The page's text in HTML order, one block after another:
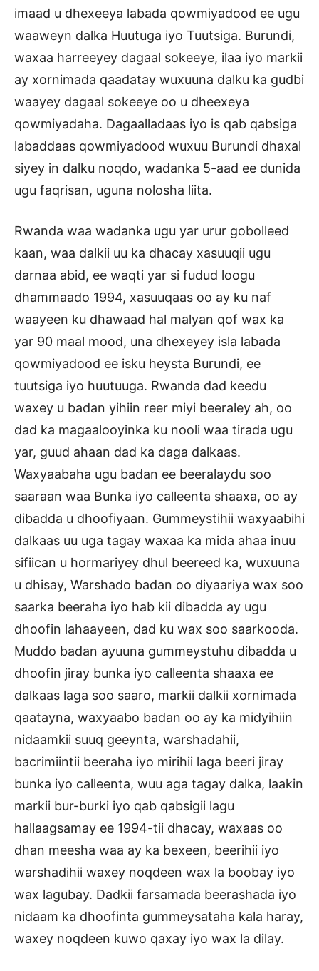
imaad u dhexeeya labada qowmiyadood ee ugu
waaweyn dalka Huutuga iyo Tuutsiga. Burundi,
waxaa harreeyey dagaal sokeeye, ilaa iyo markii
ay xornimada qaadatay wuxuuna dalku ka gudbi
waayey dagaal sokeeye oo u dheexeya
qowmiyadaha. Dagaalladaas iyo is qab qabsiga
labaddaas qowmiyadood wuxuu Burundi dhaxal
siyey in dalku noqdo, wadanka 5-aad ee dunida
ugu faqrisan, uguna nolosha liita.
Rwanda waa wadanka ugu yar urur gobolleed
kaan, waa dalkii uu ka dhacay xasuuqii ugu
darnaa abid, ee waqti yar si fudud loogu
dhammaado 1994, xasuuqaas oo ay ku naf
waayeen ku dhawaad hal malyan qof wax ka
yar 90 maal mood, una dhexeyey isla labada
qowmiyadood ee isku heysta Burundi, ee
tuutsiga iyo huutuuga. Rwanda dad keedu
waxey u badan yihiin reer miyi beeraley ah, oo
dad ka magaalooyinka ku nooli waa tirada ugu
yar, guud ahaan dad ka daga dalkaas.
Waxyaabaha ugu badan ee beeralaydu soo
saaraan waa Bunka iyo calleenta shaaxa, oo ay
dibadda u dhoofiyaan. Gummeystihii waxyaabihi
dalkaas uu uga tagay waxaa ka mida ahaa inuu
sifiican u hormariyey dhul beereed ka, wuxuuna
u dhisay, Warshado badan oo diyaariya wax soo
saarka beeraha iyo hab kii dibadda ay ugu
dhoofin lahaayeen, dad ku wax soo saarkooda.
Muddo badan ayuuna gummeystuhu dibadda u
dhoofin jiray bunka iyo calleenta shaaxa ee
dalkaas laga soo saaro, markii dalkii xornimada
qaatayna, waxyaabo badan oo ay ka midyihiin
nidaamkii suuq geeynta, warshadahii,
bacrimiintii beeraha iyo mirihii laga beeri jiray
bunka iyo calleenta, wuu aga tagay dalka, laakin
markii bur-burki iyo qab qabsigii lagu
hallaagsamay ee 1994-tii dhacay, waxaas oo
dhan meesha waa ay ka bexeen, beerihii iyo
warshadihii waxey noqdeen wax la boobay iyo
wax lagubay. Dadkii farsamada beerashada iyo
nidaam ka dhoofinta gummeysataha kala haray,
waxey noqdeen kuwo qaxay iyo wax la dilay.